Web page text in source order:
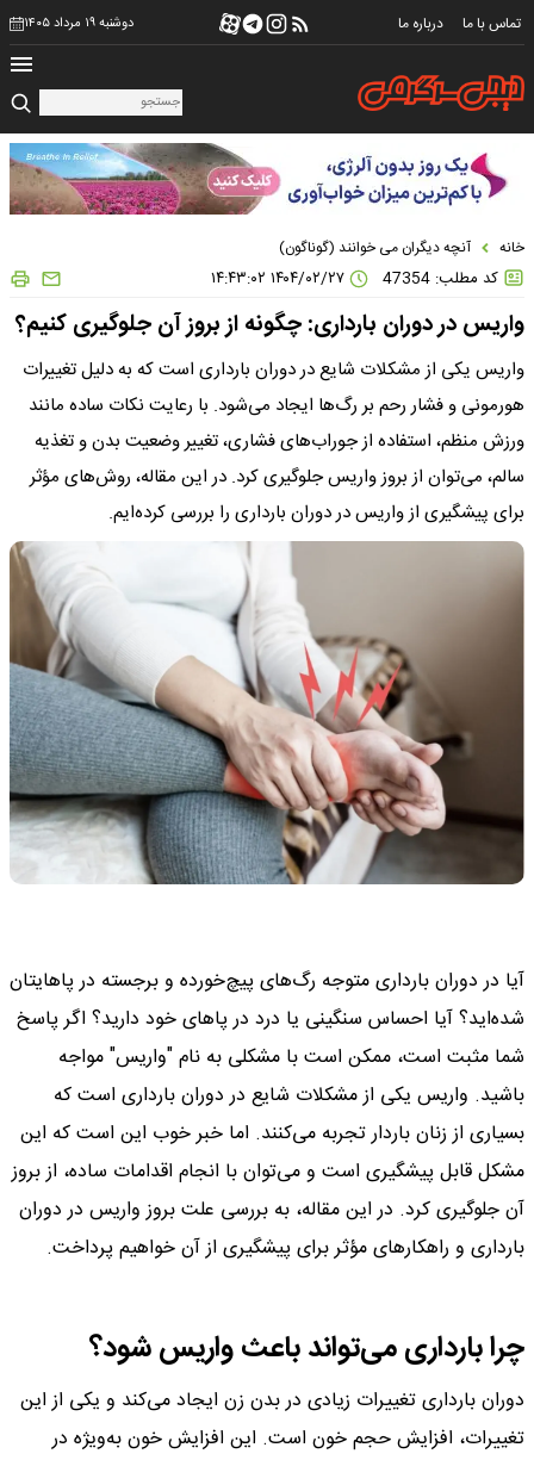
تماس با ما درباره ما دوشنبه ۱۹ مرداد ۱۴۰۵
خانه آنچه دیگران می خوانند (گوناگون)
کد مطلب: 47354
واریس در دوران بارداری: چگونه از بروز آن جلوگیری کنیم؟
واریس یکی از مشکلات شایع در دوران بارداری است که به دلیل تغییرات
هورمونی و فشار رحم بر رگ‌ها ایجاد می‌شود. با رعایت نکات ساده مانند
ورزش منظم، استفاده از جوراب‌های فشاری، تغییر وضعیت بدن و تغذیه
سالم، می‌توان از بروز واریس جلوگیری کرد. در این مقاله، روش‌های مؤثر
برای پیشگیری از واریس در دوران بارداری را بررسی کرده‌ایم.
آیا در دوران بارداری متوجه رگ‌های پیچ‌خورده و برجسته در پاهایتان
شده‌اید؟ آیا احساس سنگینی یا درد در پاهای خود دارید؟ اگر پاسخ
شما مثبت است، ممکن است با مشکلی به نام "واریس" مواجه
باشید. واریس یکی از مشکلات شایع در دوران بارداری است که
بسیاری از زنان باردار تجربه می‌کنند. اما خبر خوب این است که این
مشکل قابل پیشگیری است و می‌توان با انجام اقدامات ساده، از بروز
آن جلوگیری کرد. در این مقاله، به بررسی علت بروز واریس در دوران
بارداری و راهکارهای مؤثر برای پیشگیری از آن خواهیم پرداخت.
چرا بارداری می‌تواند باعث واریس شود؟
دوران بارداری تغییرات زیادی در بدن زن ایجاد می‌کند و یکی از این
تغییرات، افزایش حجم خون است. این افزایش خون به‌ویژه در